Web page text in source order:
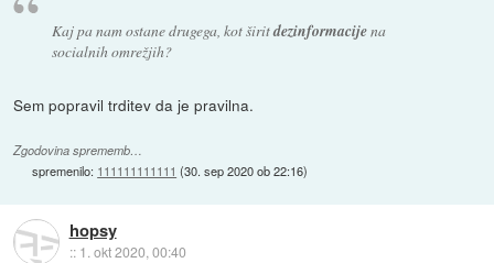
Kaj pa nam ostane drugega, kot širitdezinformacijena
socialnih omrežjih?
Sem popravil trditev da je pravilna.
Zgodovina sprememb…
spremenilo: 111111111111 (30. sep 2020 ob 22:16)
hopsy
:: 1. okt 2020, 00:40